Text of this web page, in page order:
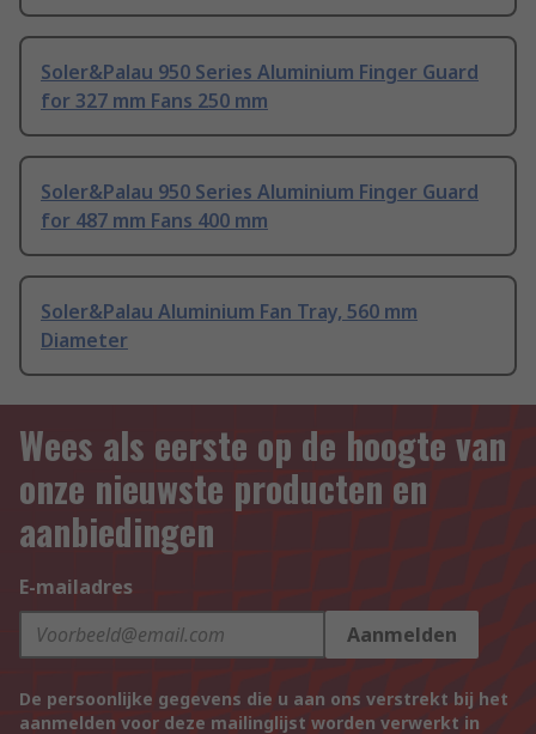
Soler&Palau 950 Series Aluminium Finger Guard
for 327 mm Fans 250 mm
Soler&Palau 950 Series Aluminium Finger Guard
for 487 mm Fans 400 mm
Soler&Palau Aluminium Fan Tray, 560 mm
Diameter
Wees als eerste op de hoogte van
onze nieuwste producten en
aanbiedingen
E-mailadres
Aanmelden
De persoonlijke gegevens die u aan ons verstrekt bij het
aanmelden voor deze mailinglijst worden verwerkt in